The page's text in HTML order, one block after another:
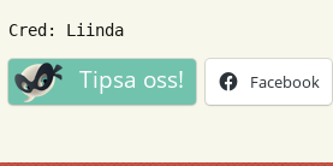
Cred: Liinda
Tipsa oss! Facebook